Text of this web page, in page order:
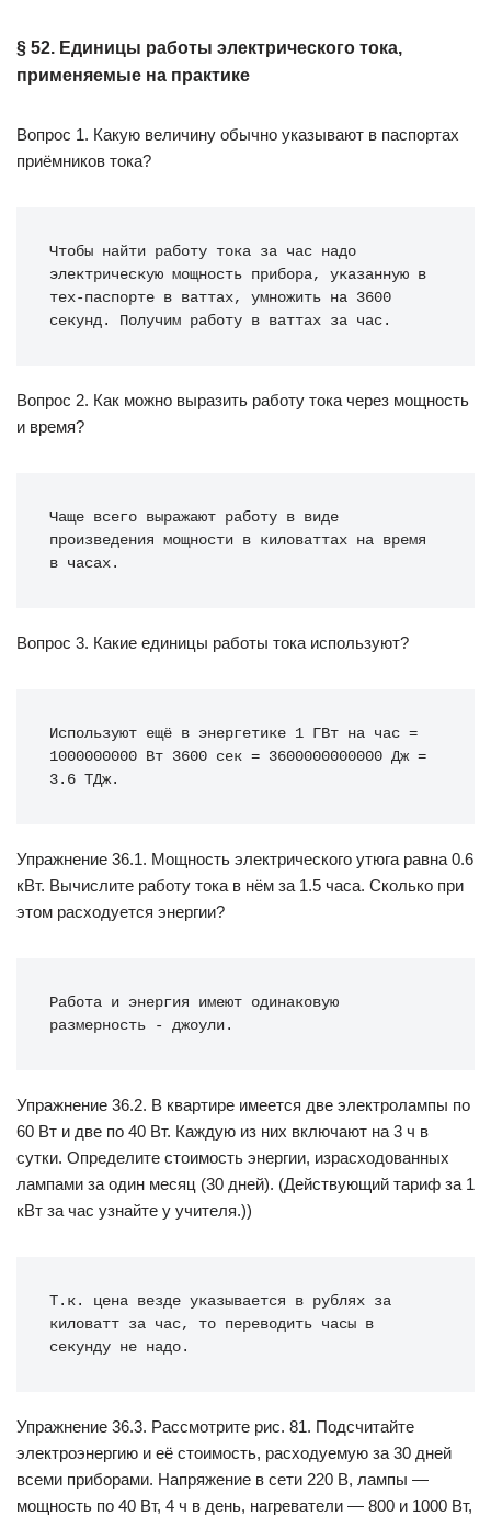
§ 52. Единицы работы электрического тока,
применяемые на практике
Вопрос 1. Какую величину обычно указывают в паспортах
приёмников тока?
Чтобы найти работу тока за час надо
электрическую мощность прибора, указанную в
тех-паспорте в ваттах, умножить на 3600
секунд. Получим работу в ваттах за час.
Вопрос 2. Как можно выразить работу тока через мощность
и время?
Чаще всего выражают работу в виде
произведения мощности в киловаттах на время
в часах.
Вопрос 3. Какие единицы работы тока используют?
Используют ещё в энергетике 1 ГВт на час =
1000000000 Вт 3600 сек = 3600000000000 Дж =
3.6 ТДж.
Упражнение 36.1. Мощность электрического утюга равна 0.6
кВт. Вычислите работу тока в нём за 1.5 часа. Сколько при
этом расходуется энергии?
Работа и энергия имеют одинаковую
размерность - джоули.
Упражнение 36.2. В квартире имеется две электролампы по
60 Вт и две по 40 Вт. Каждую из них включают на 3 ч в
сутки. Определите стоимость энергии, израсходованных
лампами за один месяц (30 дней). (Действующий тариф за 1
кВт за час узнайте у учителя.))
Т.к. цена везде указывается в рублях за
киловатт за час, то переводить часы в
секунду не надо.
Упражнение 36.3. Рассмотрите рис. 81. Подсчитайте
электроэнергию и её стоимость, расходуемую за 30 дней
всеми приборами. Напряжение в сети 220 В, лампы —
мощность по 40 Вт, 4 ч в день, нагреватели — 800 и 1000 Вт,